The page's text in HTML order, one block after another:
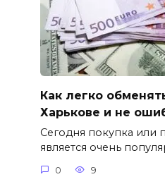
Как легко
Харькове и не
Сегодня покупка или
является очень
0 9